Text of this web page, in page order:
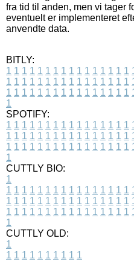
fra tid til anden, men vi tager
eventuelt er implementeret
anvendte data.
BITLY:
1 1 1 1 1 1 1 1 1 1 1 1 1 1 1 1
1 1 1 1 1 1 1 1 1 1 1 1 1 1 1 1
1 1 1 1 1 1 1 1 1 1 1 1 1 1 1 1
1
SPOTIFY:
1 1 1 1 1 1 1 1 1 1 1 1 1 1 1 1
1 1 1 1 1 1 1 1 1 1 1 1 1 1 1 1
1 1 1 1 1 1 1 1 1 1 1 1 1 1 1 1
1
CUTTLY BIO:
1
1 1 1 1 1 1 1 1 1 1 1 1 1 1 1 1
1 1 1 1 1 1 1 1 1 1 1 1 1 1 1 1
1 1 1 1 1 1 1 1 1 1 1 1 1 1 1 1
1
CUTTLY OLD:
1
1 1 1 1 1 1 1 1 1 1